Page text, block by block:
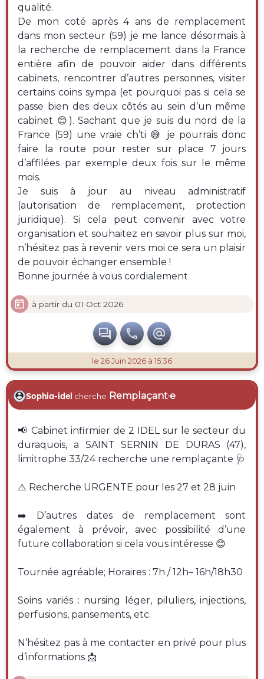
qualité.
De mon coté après 4 ans de remplacement
dans mon secteur (59) je me lance désormais à
la recherche de remplacement dans la France
entière afin de pouvoir aider dans différents
cabinets, rencontrer d’autres personnes, visiter
certains coins sympa (et pourquoi pas si cela se
passe bien des deux côtés au sein d’un même
cabinet 😊). Sachant que je suis du nord de la
France (59) une vraie ch’ti 😅 je pourrais donc
faire la route pour rester sur place 7 jours
d’affilées par exemple deux fois sur le même
mois.
Je suis à jour au niveau administratif
(autorisation de remplacement, protection
juridique). Si cela peut convenir avec votre
organisation et souhaitez en savoir plus sur moi,
n’hésitez pas à revenir vers moi ce sera un plaisir
de pouvoir échanger ensemble !
Bonne journée à vous cordialement
 à partir du 01 Oct 2026
  
le 26 Juin 2026 à 15:36
Sophia-idel cherche Remplaçant·e
📢 Cabinet infirmier de 2 IDEL sur le secteur du
duraquois, a SAINT SERNIN DE DURAS (47),
limitrophe 33/24 recherche une remplaçante 🩺
⚠️ Recherche URGENTE pour les 27 et 28 juin
➡️ D’autres dates de remplacement sont
également à prévoir, avec possibilité d’une
future collaboration si cela vous intéresse 😊
Tournée agréable; Horaires : 7h / 12h– 16h/18h30
Soins variés : nursing léger, piluliers, injections,
perfusions, pansements, etc.
N’hésitez pas à me contacter en privé pour plus
d’informations 📩